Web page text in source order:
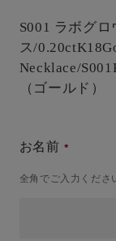
S001 ラボグ
ス/0.20ct
Necklace/
（ゴールド）
お名前
全角でご入力くださ